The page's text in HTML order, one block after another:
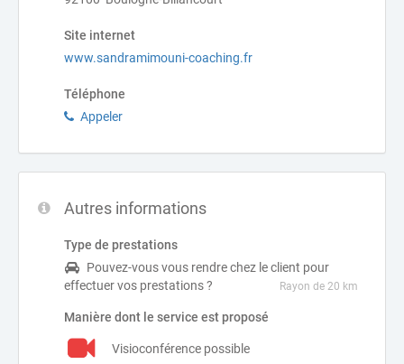
Site internet
www.sandramimouni-coaching.fr
Téléphone
Appeler
Autres informations
Type de prestations
Pouvez-vous vous rendre chez le client pour
effectuer vos prestations ?
Rayon de 20 km
Manière dont le service est proposé
Visioconférence possible